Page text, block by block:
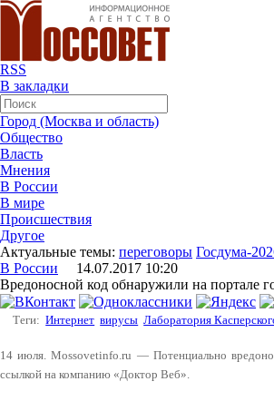
RSS
В закладки
Город (Москва и область)
Общество
Власть
Мнения
В России
В мире
Происшествия
Другое
Актуальные темы: переговоры Госдума-
В России 14.07.2017 10:20
Вредоносной код обнаружили на портале
Теги: Интернет вирусы Лаборатория
14 июля. Mossovetinfo.ru — Потенциально
ссылкой на компанию «Доктор Веб».